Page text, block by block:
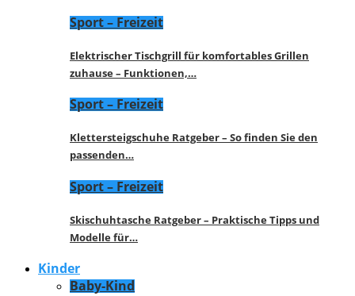
Sport – Freizeit
Elektrischer Tischgrill für komfortables Grillen
zuhause – Funktionen,…
Sport – Freizeit
Klettersteigschuhe Ratgeber – So finden Sie den
passenden…
Sport – Freizeit
Skischuhtasche Ratgeber – Praktische Tipps und
Modelle für…
Kinder
Baby-Kind